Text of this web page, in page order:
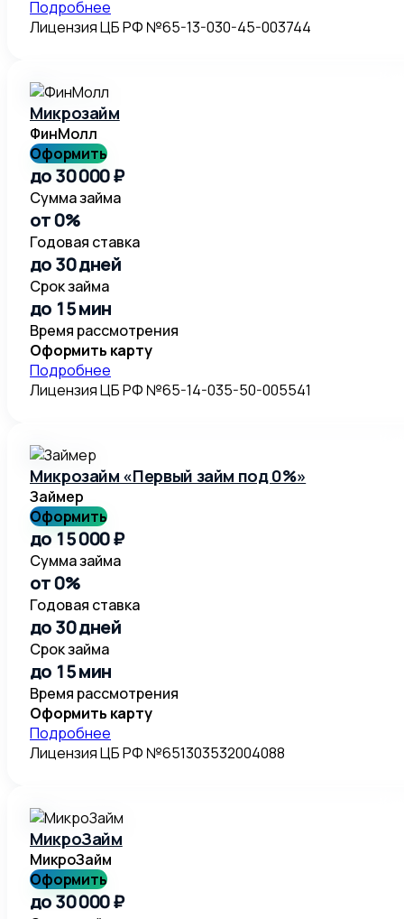
Подробнее
Лицензия ЦБ РФ №65-13-030-45-003744
Микрозайм
ФинМолл
Оформить
до 30 000 ₽
Сумма займа
от 0%
Годовая ставка
до 30 дней
Срок займа
до 15 мин
Время рассмотрения
Оформить карту
Подробнее
Лицензия ЦБ РФ №65-14-035-50-005541
Микрозайм «Первый займ под 0%»
Займер
Оформить
до 15 000 ₽
Сумма займа
от 0%
Годовая ставка
до 30 дней
Срок займа
до 15 мин
Время рассмотрения
Оформить карту
Подробнее
Лицензия ЦБ РФ №651303532004088
МикроЗайм
МикроЗайм
Оформить
до 30 000 ₽